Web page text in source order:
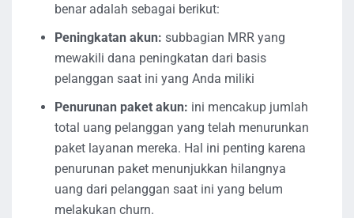
benar adalah sebagai berikut:
Peningkatan akun: subbagian MRR yang
mewakili dana peningkatan dari basis
pelanggan saat ini yang Anda miliki
Penurunan paket akun: ini mencakup jumlah
total uang pelanggan yang telah menurunkan
paket layanan mereka. Hal ini penting karena
penurunan paket menunjukkan hilangnya
uang dari pelanggan saat ini yang belum
melakukan churn.